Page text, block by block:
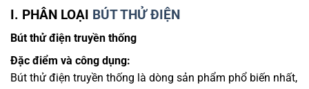
I. PHÂN LOẠI BÚT THỬ ĐIỆN
Bút thử điện truyền thống
Đặc điểm và công dụng:
Bút thử điện truyền thống là dòng sản phẩm phổ biến nhất,